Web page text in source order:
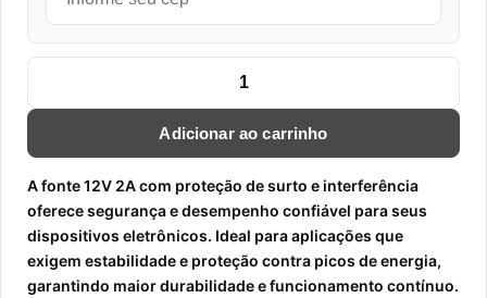
FONTE 12V 2A COM PROTETOR DE SURTO E
Adicionar ao carrinho
A fonte 12V 2A com proteção de surto e interferência
oferece segurança e desempenho confiável para seus
dispositivos eletrônicos. Ideal para aplicações que
exigem estabilidade e proteção contra picos de energia,
garantindo maior durabilidade e funcionamento contínuo.